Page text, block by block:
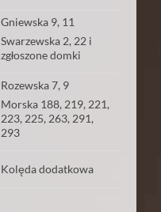
Gniewska 9, 11
Swarzewska 2, 22 i
zgłoszone domki
Rozewska 7, 9
Morska 188, 219, 221,
223, 225, 263, 291,
293
Kolęda dodatkowa